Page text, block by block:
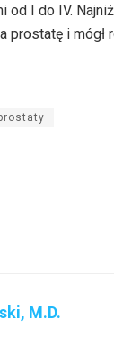
I do IV.
prostatę i
M.D.